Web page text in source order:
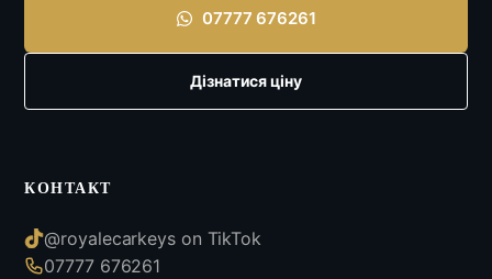
07777 676261
Дізнатися ціну
КОНТАКТ
@royalecarkeys on TikTok
07777 676261